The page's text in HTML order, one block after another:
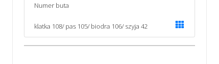
Numer buta
klatka 108/ pas 105/ biodra 106/ szyja 42